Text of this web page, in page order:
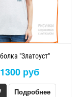
"Златоуст"
1300 руб
Подробнее